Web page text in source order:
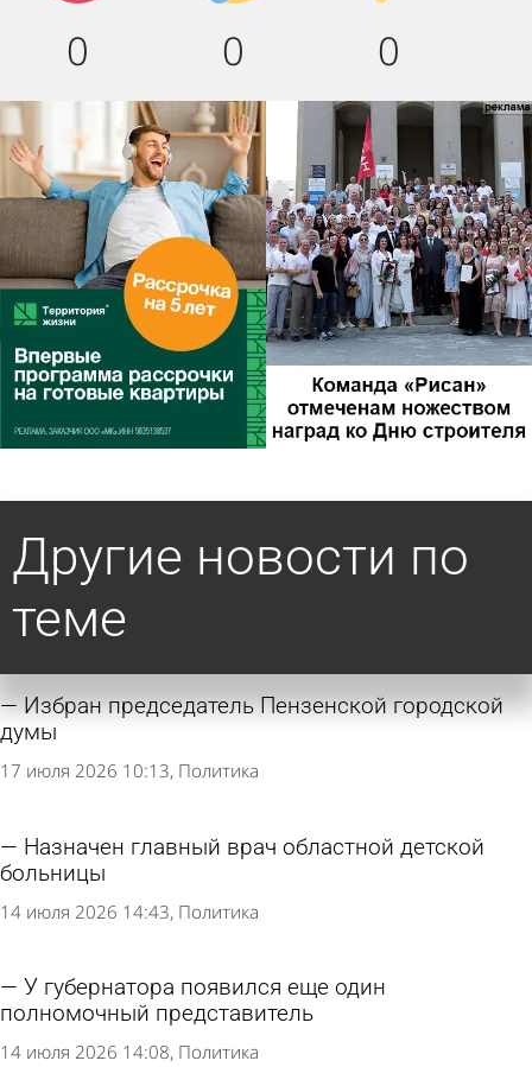
0 0 0
Другие новости по
теме
Избран председатель Пензенской городской
думы
17 июля 2026 10:13 Политика
Назначен главный врач областной детской
больницы
14 июля 2026 14:43 Политика
У губернатора появился еще один
полномочный представитель
14 июля 2026 14:08 Политика